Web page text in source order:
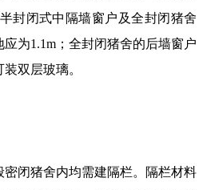
封闭式中隔墙窗户及全封闭猪舍
为1.1m；全封闭猪舍的后墙窗户
双层玻璃。
闭猪舍内均需建隔栏。隔栏材料